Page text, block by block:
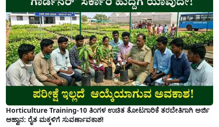
Horticulture Training-10 ತಿಂಗಳ ಉಚಿತ ತೋಟಗಾರಿಕೆ ತರಬೇತಿಗಾಗಿ ಅರ್ಜಿ
ಆಹ್ವಾನ: ರೈತ ಮಕ್ಕಳಿಗೆ ಸುವರ್ಣಾವಕಾಶ!